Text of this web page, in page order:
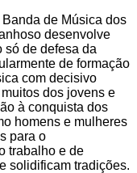
de Música dos
desenvolve
só de defesa da
de formação
com decisivo
dos jovens e
à conquista dos
homens e mulheres
para o
trabalho e de
solidificam tradições.